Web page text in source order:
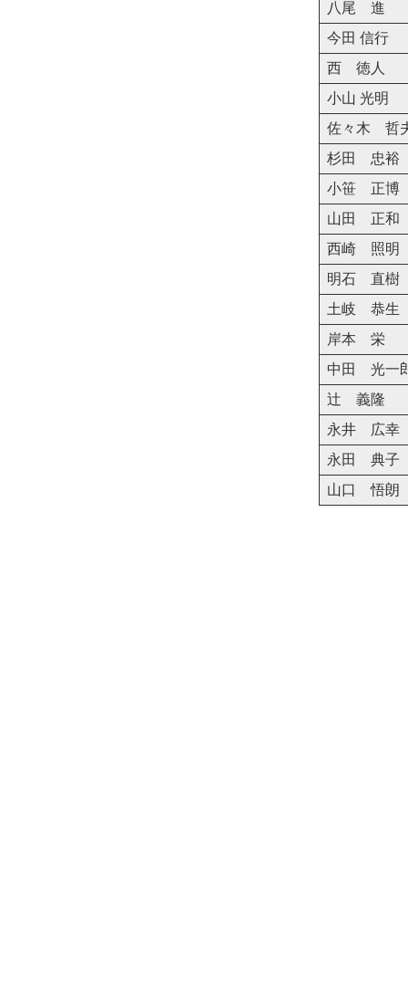
八尾 進
今田 信行
西 徳人
小山 光明
佐々木 哲
杉田 忠裕
小笹 正博
山田 正和
西崎 照明
明石 直樹
土岐 恭生
岸本 栄
中田 光一
辻 義隆
永井 広幸
永田 典子
山口 悟朗